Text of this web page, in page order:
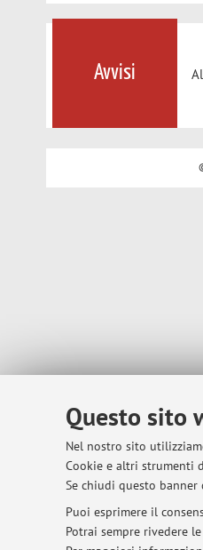
Questo sito
Nel nostro sito
Cookie e altri strumenti
Se chiudi questo
Puoi esprimere il
Potrai sempre rivedere
Avvisi